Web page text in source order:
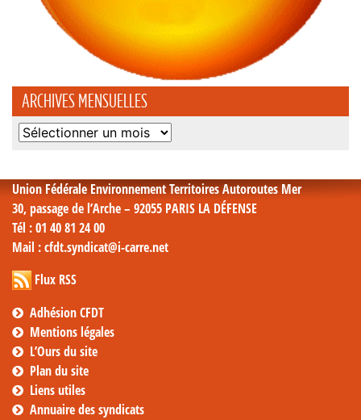
ARCHIVES MENSUELLES
Archives
Union Fédérale Environnement Territoires Autoroutes Mer
30, passage de l’Arche – 92055 PARIS LA DÉFENSE
Tél : 01 40 81 24 00
Mail : cfdt.syndicat@i-carre.net
Flux RSS
Adhésion CFDT
Mentions légales
L’Ours du site
Plan du site
Liens utiles
Annuaire des syndicats